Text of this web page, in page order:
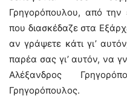
Γρηγορόπουλου, από την
που διασκέδαζε στα
αν γράψετε κάτι γι’
παρέα σας γι’ αυτόν, να
Αλέξανδρος
Γρηγορόπουλος.